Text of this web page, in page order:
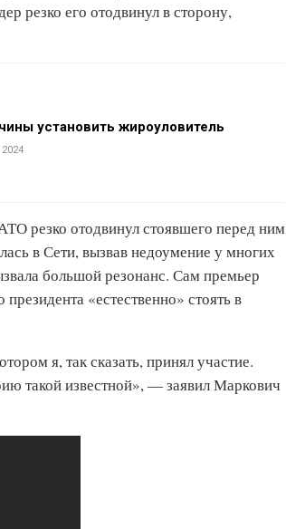
резко его отодвинул в сторону,
установить жироуловитель
резко отодвинул стоявшего перед ним
в Сети, вызвав недоумение у многих
большой резонанс. Сам премьер
«естественно» стоять в
я, так сказать, принял участие.
такой известной», — заявил Маркович